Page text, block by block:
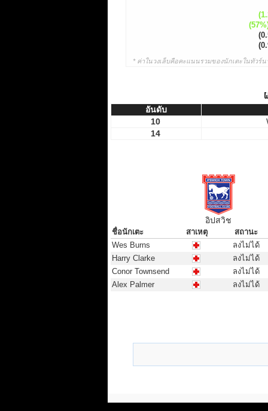
* ค่าในวงเล็บคือคะแนนรวมของนักเตะในทัวร์
อันดับ
10
14
อันดับ
อิปสวิช
ชื่อนักเตะ สาเหตุ
สถานะ
Wes Burns
ลงไม่ได้
Harry Clarke
ลงไม่ได้
Conor Townsend
ลงไม่ได้
Alex Palmer
ลงไม่ได้
ชื่อนักเตะ สาเหตุ สถานะ